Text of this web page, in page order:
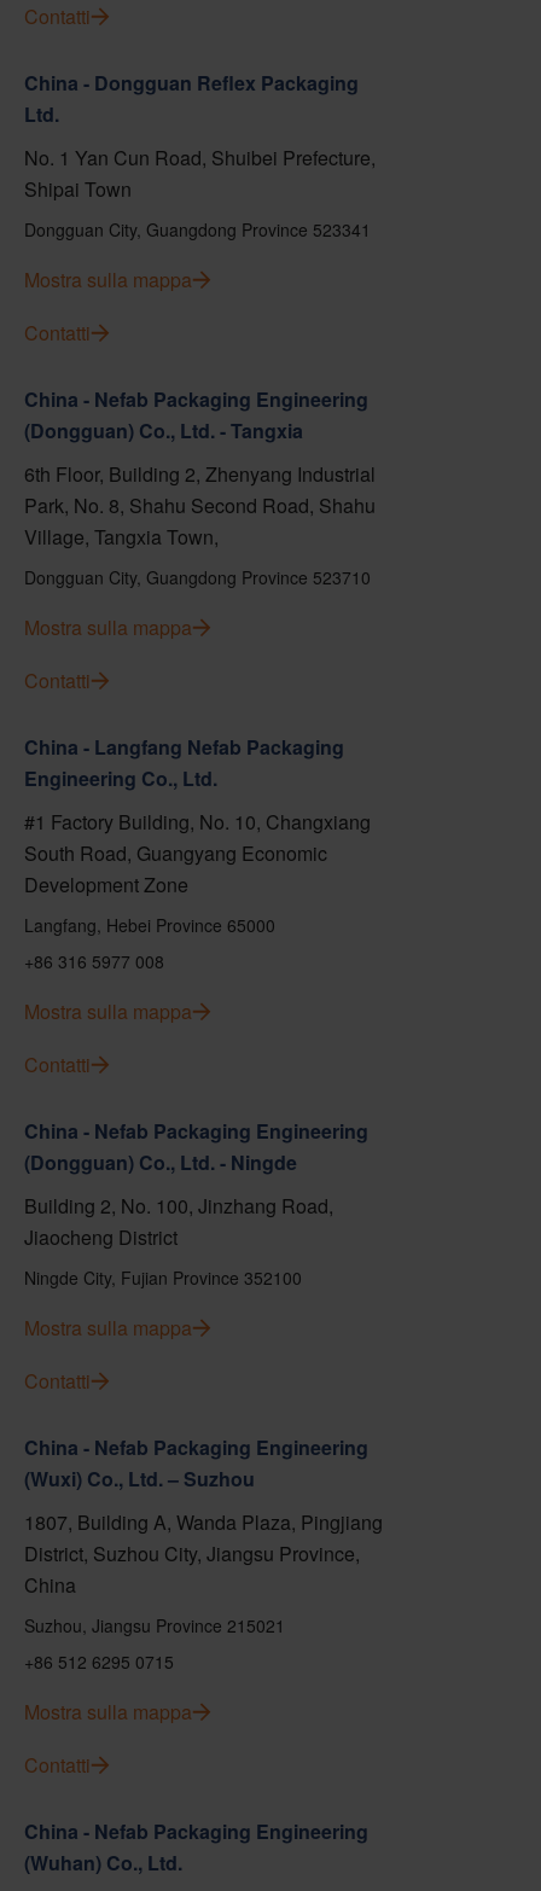
Contatti
China - Dongguan Reflex Packaging
Ltd.
No. 1 Yan Cun Road, Shuibei Prefecture,
Shipai Town
Dongguan City, Guangdong Province 523341
Mostra sulla mappa
Contatti
China - Nefab Packaging Engineering
(Dongguan) Co., Ltd. - Tangxia
6th Floor, Building 2, Zhenyang Industrial
Park, No. 8, Shahu Second Road, Shahu
Village, Tangxia Town,
Dongguan City, Guangdong Province 523710
Mostra sulla mappa
Contatti
China - Langfang Nefab Packaging
Engineering Co., Ltd.
#1 Factory Building, No. 10, Changxiang
South Road, Guangyang Economic
Development Zone
Langfang, Hebei Province 65000
+86 316 5977 008
Mostra sulla mappa
Contatti
China - Nefab Packaging Engineering
(Dongguan) Co., Ltd. - Ningde
Building 2, No. 100, Jinzhang Road,
Jiaocheng District
Ningde City, Fujian Province 352100
Mostra sulla mappa
Contatti
China - Nefab Packaging Engineering
(Wuxi) Co., Ltd. – Suzhou
1807, Building A, Wanda Plaza, Pingjiang
District, Suzhou City, Jiangsu Province,
China
Suzhou, Jiangsu Province 215021
+86 512 6295 0715
Mostra sulla mappa
Contatti
China - Nefab Packaging Engineering
(Wuhan) Co., Ltd.